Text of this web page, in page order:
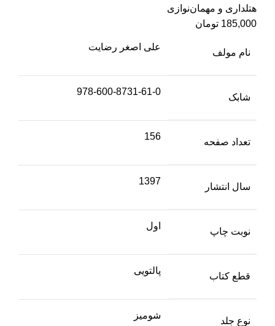
هتلداری و مهمان‌نوازی
185,000 تومان
نام مولف
علی اصغر رضایت
شابک
978-600-8731-61-0
تعداد صفحه
156
سال انتشار
1397
نوبت چاپ
اول
قطع کتاب
پالتویی
نوع جلد
شومیز